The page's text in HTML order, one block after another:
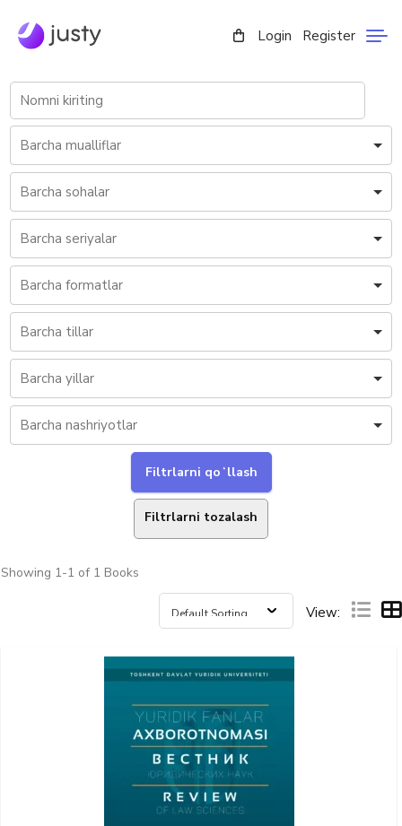
Login Register
Filtrlarni tozalash
Showing 1-1 of 1 Books
View: